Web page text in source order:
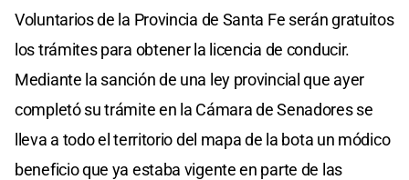
Voluntarios de la Provincia de Santa Fe serán gratuitos
los trámites para obtener la licencia de conducir.
Mediante la sanción de una ley provincial que ayer
completó su trámite en la Cámara de Senadores se
lleva a todo el territorio del mapa de la bota un módico
beneficio que ya estaba vigente en parte de las